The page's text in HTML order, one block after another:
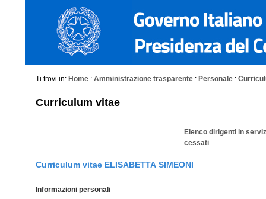
Ti trovi in: Home : Amministrazione trasparente : Personale :
Curriculum vitae
Elenco dirigenti in
cessati
Curriculum vitae ELISABETTA SIMEONI
Informazioni personali